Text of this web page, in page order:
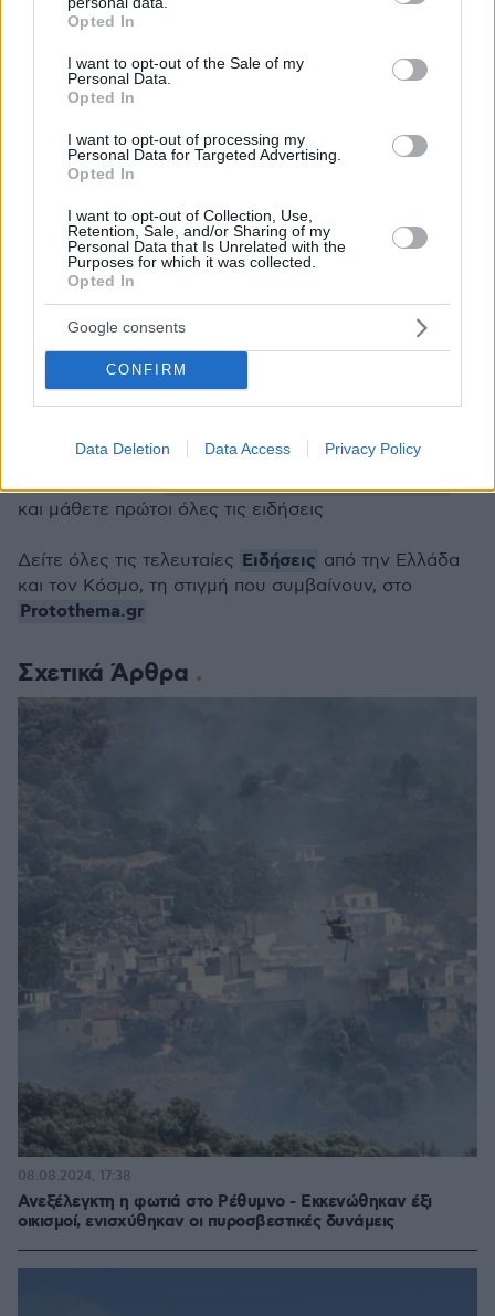
grant or deny consent to Google and its third-party tags to
use your data for below specified purposes in below Google
consent section.
Opted In
I want to opt-out of the Sale of my
Personal Data.
Opted In
I want to opt-out of processing my
Personal Data for Targeted Advertising.
Opted In
I want to opt-out of Collection, Use,
Retention, Sale, and/or Sharing of my
Personal Data that Is Unrelated with the
Purposes for which it was collected.
Opted In
Google consents
CONFIRM
Data Deletion Data Access Privacy Policy
Ειδήσεις σήμερα:
Ηλεία: Θεωρούμε ότι ήταν τσίμπημα καφέ
αράχνης, λένε οι γιατροί στον Πύργο για τον
αντίδοτο»
Βρετανία - Αποκάλυψη του BBC: Ποια είναι η
ιστοσελίδα που «έσπειρε» τα fake news και
υποδαύλισε τις ταραχές στη Βρετανία
Αυστρία: Νέα στοιχεία για τον 19χρονο που
σχεδίαζε επίθεση σε συναυλία της Σουίφτ -
Παραιτήθηκε από τη δουλειά του λίγες μέρες
πριν
Σχετικά Άρθρα
Ανεξέλεγκτη η φωτιά στο Ρέθυμνο - Εκκενώθηκαν έξι
οικισμοί, ενισχύθηκαν οι πυροσβεστικές δυνάμεις
08.08.2024, 17:38
Ακολουθήστε τοprotothema.gr στο Google News
και μάθετε πρώτοι όλες τις ειδήσεις
Δείτε όλες τις τελευταίες Ειδήσεις από την Ελλάδα
και τον Κόσμο, τη στιγμή που συμβαίνουν, στο
Protothema.gr